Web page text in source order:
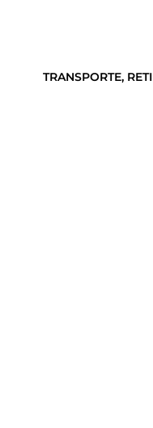
TRANSPORTE,